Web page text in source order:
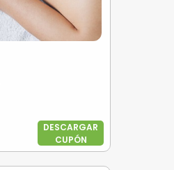
DESCARGAR
CUPÓN